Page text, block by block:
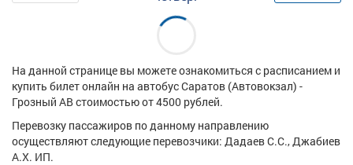
На данной странице вы можете ознакомиться с расписанием и
купить билет онлайн на автобус Саратов (Автовокзал) -
Грозный АВ стоимостью от 4500 рублей.
Перевозку пассажиров по данному направлению
осуществляют следующие перевозчики: Дадаев С.С., Джабиев
А.Х. ИП.